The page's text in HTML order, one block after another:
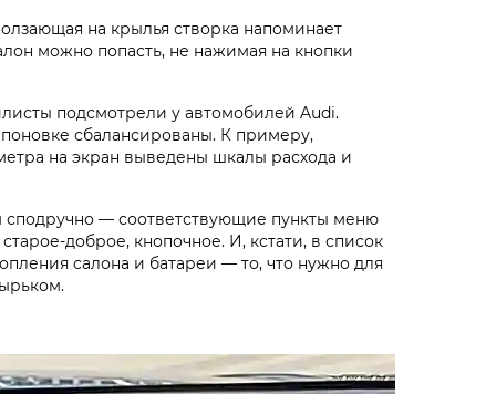
на крылья створка напоминает
можно попасть, не нажимая на кнопки
подсмотрели у автомобилей Audi.
сбалансированы. К примеру,
на экран выведены шкалы расхода и
сподручно — соответствующие пункты меню
доброе, кнопочное. И, кстати, в список
салона и батареи — то, что нужно для